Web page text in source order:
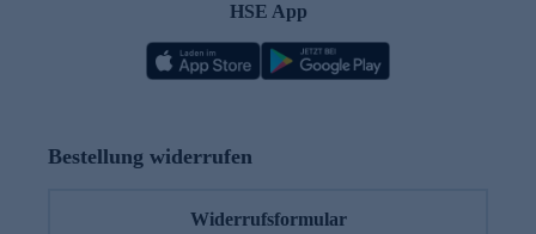
HSE App
Bestellung widerrufen
Widerrufsformular